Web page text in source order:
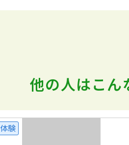
他の人はこん
体験